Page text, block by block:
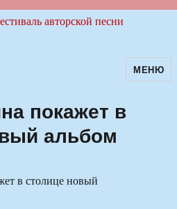
авторскойМЕНЮ
покажет в
альбом